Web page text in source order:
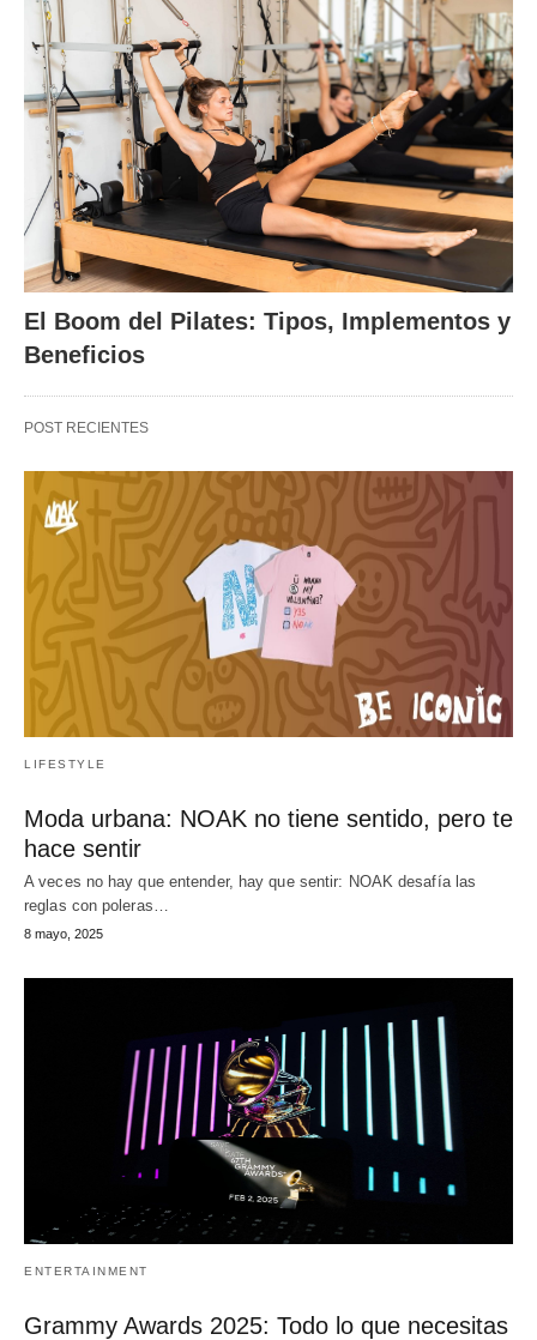
El Boom del Pilates: Tipos, Implementos y
Beneficios
POST RECIENTES
LIFESTYLE
Moda urbana: NOAK no tiene sentido, pero te
hace sentir
A veces no hay que entender, hay que sentir: NOAK desafía las
reglas con poleras…
8 mayo, 2025
ENTERTAINMENT
Grammy Awards 2025: Todo lo que necesitas